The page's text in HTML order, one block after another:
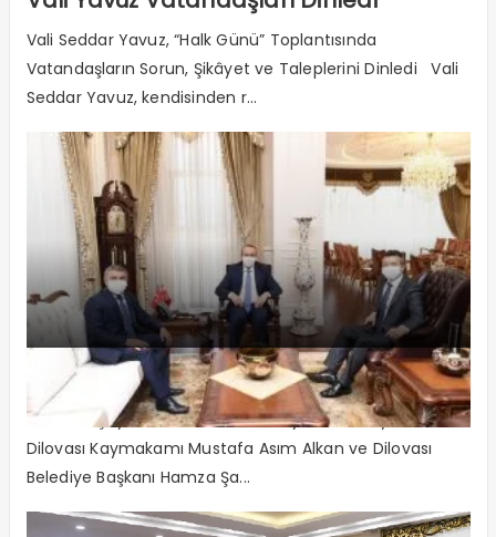
Vali Seddar Yavuz, “Halk Günü” Toplantısında
Vatandaşların Sorun, Şikâyet ve Taleplerini Dinledi Vali
Seddar Yavuz, kendisinden r...
Vali Yavuz’a hayırlı olsun ziyareti
Alkan ve Şayir’den Vali Yavuz’a hayırlı olsun ziyaret
Dilovası Kaymakamı Mustafa Asım Alkan ve Dilovası
Belediye Başkanı Hamza Şa...